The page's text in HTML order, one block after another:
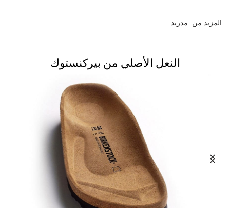
المزيد من: مدريد
النعل الأصلي من بيركنستوك